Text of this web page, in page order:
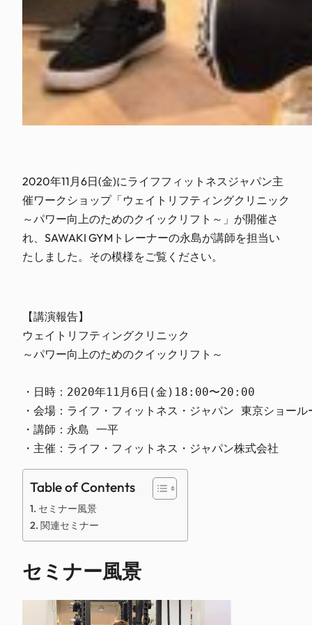
2020年11月6日(金)にライフフィットネスジャパン主
催ワークショップ「ウェイトリフティングクリニック
～パワー向上のためのクイックリフト～」が開催さ
れ、SAWAKI GYMトレーナーの永島が講師を担当い
たしました。その模様をご覧ください。
【講演報告】
ウェイトリフティングクリニック
～パワー向上のためのクイックリフト～
・日時：2020年11月6日(金)18:00〜20:00
・会場：ライフ・フィットネス・ジャパン 東京ショール
・講師：永島 一平
・主催：ライフ・フィットネス・ジャパン株式会社
Table of Contents
セミナー風景
関連セミナー
セミナー風景